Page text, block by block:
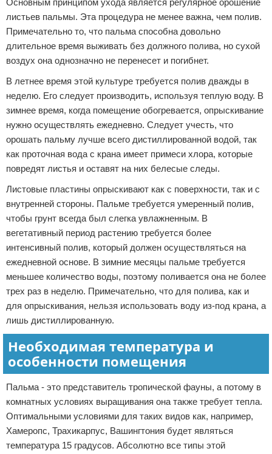
Основным принципом ухода является регулярное орошение
листьев пальмы. Эта процедура не менее важна, чем полив.
Примечательно то, что пальма способна довольно
длительное время выживать без должного полива, но сухой
воздух она однозначно не перенесет и погибнет.
В летнее время этой культуре требуется полив дважды в
неделю. Его следует производить, используя теплую воду. В
зимнее время, когда помещение обогревается, опрыскивание
нужно осуществлять ежедневно. Следует учесть, что
орошать пальму лучше всего дистиллированной водой, так
как проточная вода с крана имеет примеси хлора, которые
повредят листья и оставят на них белесые следы.
Листовые пластины опрыскивают как с поверхности, так и с
внутренней стороны. Пальме требуется умеренный полив,
чтобы грунт всегда был слегка увлажненным. В
вегетативный период растению требуется более
интенсивный полив, который должен осуществляться на
ежедневной основе. В зимние месяцы пальме требуется
меньшее количество воды, поэтому поливается она не более
трех раз в неделю. Примечательно, что для полива, как и
для опрыскивания, нельзя использовать воду из-под крана, а
лишь дистиллированную.
Необходимая температура и
особенности помещения
Пальма - это представитель тропической фауны, а потому в
комнатных условиях выращивания она также требует тепла.
Оптимальными условиями для таких видов как, например,
Хамеропс, Трахикарпус, Вашингтония будет являться
температура 15 градусов. Абсолютно все типы этой